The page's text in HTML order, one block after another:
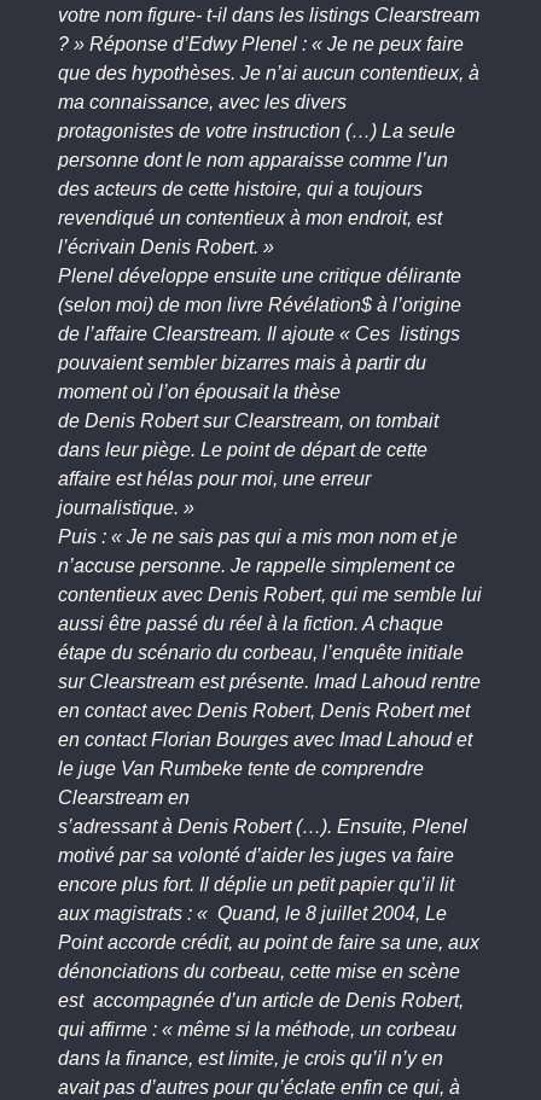
votre nom figure- t-il dans les listings Clearstream
? » Réponse d’Edwy Plenel : « Je ne peux faire
que des hypothèses. Je n’ai aucun contentieux, à
ma connaissance, avec les divers
protagonistes de votre instruction (…) La seule
personne dont le nom apparaisse comme l’un
des acteurs de cette histoire, qui a toujours
revendiqué un contentieux à mon endroit, est
l’écrivain Denis Robert. »
Plenel développe ensuite une critique délirante
(selon moi) de mon livre Révélation$ à l’origine
de l’affaire Clearstream. Il ajoute « Ces listings
pouvaient sembler bizarres mais à partir du
moment où l’on épousait la thèse
de Denis Robert sur Clearstream, on tombait
dans leur piège. Le point de départ de cette
affaire est hélas pour moi, une erreur
journalistique. »
Puis : « Je ne sais pas qui a mis mon nom et je
n’accuse personne. Je rappelle simplement ce
contentieux avec Denis Robert, qui me semble lui
aussi être passé du réel à la fiction. A chaque
étape du scénario du corbeau, l’enquête initiale
sur Clearstream est présente. Imad Lahoud rentre
en contact avec Denis Robert, Denis Robert met
en contact Florian Bourges avec Imad Lahoud et
le juge Van Rumbeke tente de comprendre
Clearstream en
s’adressant à Denis Robert (…). Ensuite, Plenel
motivé par sa volonté d’aider les juges va faire
encore plus fort. Il déplie un petit papier qu’il lit
aux magistrats : « Quand, le 8 juillet 2004, Le
Point accorde crédit, au point de faire sa une, aux
dénonciations du corbeau, cette mise en scène
est accompagnée d’un article de Denis Robert,
qui affirme : « même si la méthode, un corbeau
dans la finance, est limite, je crois qu’il n’y en
avait pas d’autres pour qu’éclate enfin ce qui, à